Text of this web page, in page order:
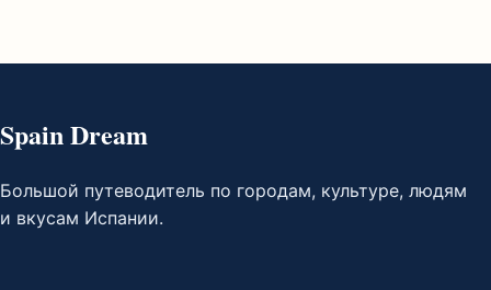
Spain Dream
Большой путеводитель по городам, культуре, людям
и вкусам Испании.